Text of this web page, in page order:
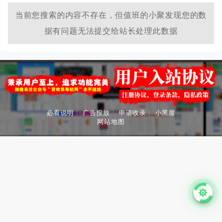
当前您搜索的内容不存在，但值班的小聚发现您的数
据有问题无法提交给站长处理此数据
必看说明 | 广告投放 | 申请收录 | 小黑屋
网站地图